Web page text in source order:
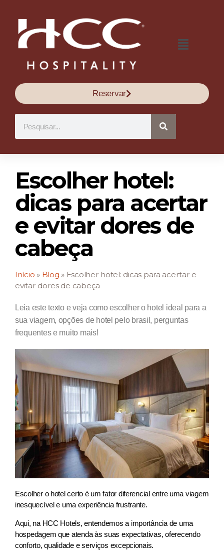
Reservar
Escolher hotel:
dicas para acertar
e evitar dores de
cabeça
Início » Blog » Escolher hotel: dicas para acertar e
evitar dores de cabeça
Leia este texto e veja como escolher o hotel ideal para a
sua viagem, opções de hotel pelo brasil, perguntas
frequentes e muito mais!
Escolher o hotel certo é um fator diferencial entre uma viagem
inesquecível e uma experiência frustrante.
Aqui, na HCC Hotels, entendemos a importância de uma
hospedagem que atenda às suas expectativas, oferecendo
conforto, qualidade e serviços excepcionais.